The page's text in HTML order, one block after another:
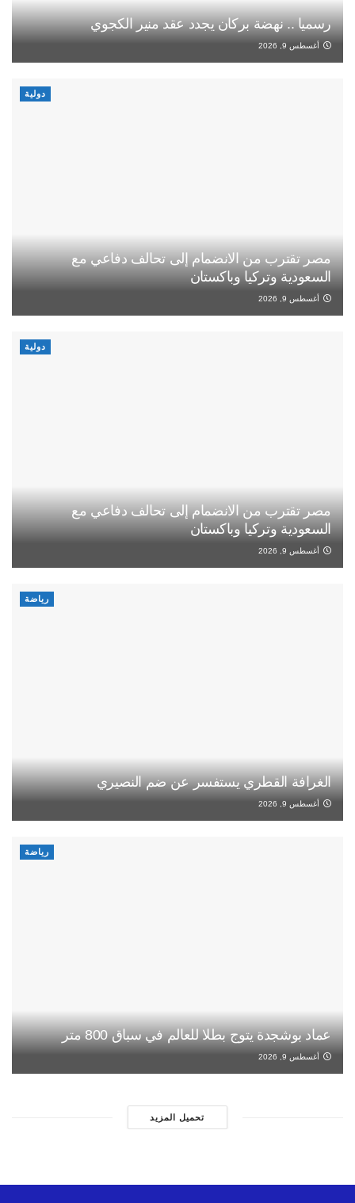
رسميا .. نهضة بركان يجدد عقد منير الكجوي
أغسطس 9, 2026
دولية
مصر تقترب من الانضمام إلى تحالف دفاعي مع
السعودية وتركيا وباكستان
أغسطس 9, 2026
دولية
مصر تقترب من الانضمام إلى تحالف دفاعي مع
السعودية وتركيا وباكستان
أغسطس 9, 2026
رياضة
الغرافة القطري يستفسر عن ضم النصيري
أغسطس 9, 2026
رياضة
عماد بوشجدة يتوج بطلا للعالم في سباق 800 متر
أغسطس 9, 2026
تحميل المزيد